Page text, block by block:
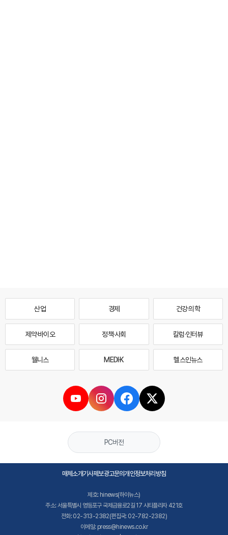
산업 경제 건강·의학
제약·바이오 정책·사회 칼럼·인터뷰
웰니스 MEDI·K 헬스인뉴스
PC버전
매체소개기사제보광고문의개인정보처리방침
제호: hinews(하이뉴스)
주소: 서울특별시 영등포구 국제금융로2길 17 시티플라자 421호
전화: 02-313-2382(편집국: 02-782-2382)
이메일: press@hinews.co.kr